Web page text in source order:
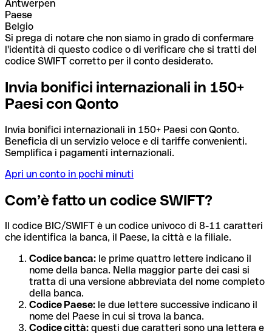
Antwerpen
Paese
Belgio
Si prega di notare che non siamo in grado di confermare
l'identità di questo codice o di verificare che si tratti del
codice SWIFT corretto per il conto desiderato.
Invia bonifici internazionali in 150+
Paesi con Qonto
Invia bonifici internazionali in 150+ Paesi con Qonto.
Beneficia di un servizio veloce e di tariffe convenienti.
Semplifica i pagamenti internazionali.
Apri un conto in pochi minuti
Com’è fatto un codice SWIFT?
Il codice BIC/SWIFT è un codice univoco di 8-11 caratteri
che identifica la banca, il Paese, la città e la filiale.
Codice banca: le prime quattro lettere indicano il
nome della banca. Nella maggior parte dei casi si
tratta di una versione abbreviata del nome completo
della banca.
Codice Paese: le due lettere successive indicano il
nome del Paese in cui si trova la banca.
Codice città: questi due caratteri sono una lettera e